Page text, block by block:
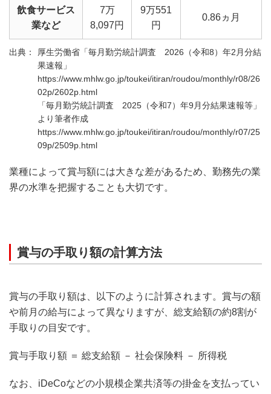
飲食サービス
業など
7万
8,097円
9万551
円
0.86ヵ月
厚生労働省「毎月勤労統計調査 2026（令和8）年2月分結
果速報」
https://www.mhlw.go.jp/toukei/itiran/roudou/monthly/r08/26
02p/2602p.html
「毎月勤労統計調査 2025（令和7）年9月分結果速報等」
より筆者作成
https://www.mhlw.go.jp/toukei/itiran/roudou/monthly/r07/25
09p/2509p.html
業種によって賞与額には大きな差があるため、勤務先の業
界の水準を把握することも大切です。
賞与の手取り額の計算方法
賞与の手取り額は、以下のように計算されます。賞与の額
や前月の給与によって異なりますが、総支給額の約8割が
手取りの目安です。
賞与手取り額 ＝ 総支給額 － 社会保険料 － 所得税
なお、iDeCoなどの小規模企業共済等の掛金を支払ってい